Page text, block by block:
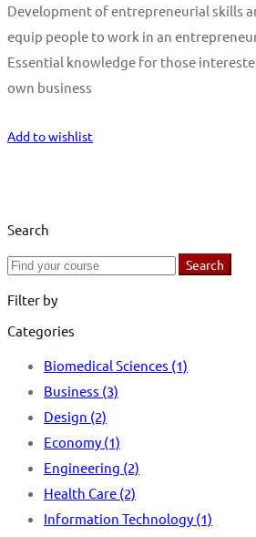
Development of entrepreneurial skills
equip people to work in an
Essential knowledge for those
own business
Add to wishlist
Search
Search
Search
Filter by
Categories
Biomedical Sciences (1)
Business (3)
Design (2)
Economy (1)
Engineering (2)
Health Care (2)
Information Technology (1)